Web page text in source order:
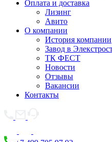
Оплата и доставка
Лизинг
Авито
О компании
История компании
Завод в
ТК ФЕСТ
Новости
Отзывы
Вакансии
Контакты